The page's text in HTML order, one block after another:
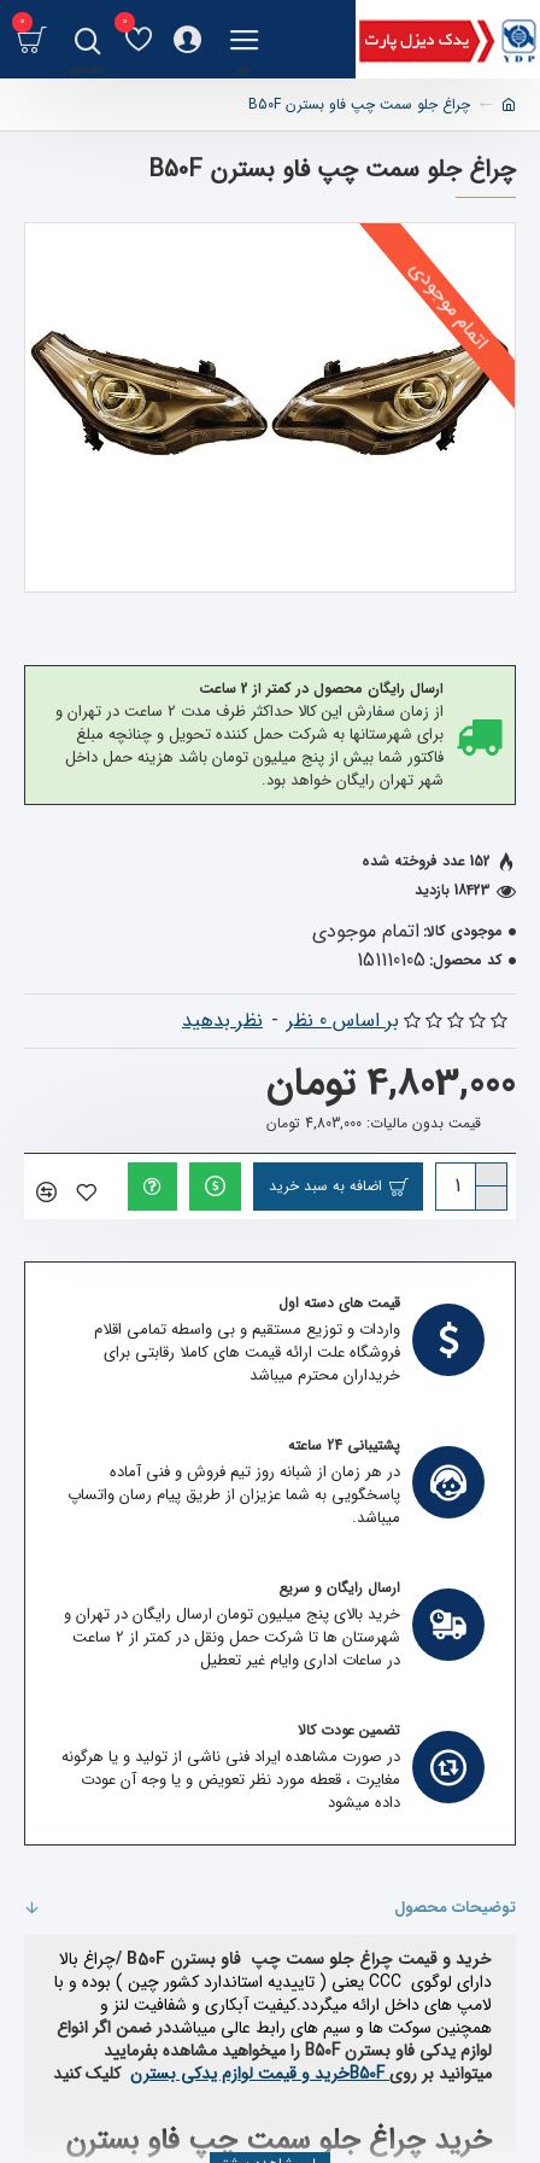
0
0
چراغ جلو سمت چپ فاو بسترن B50F
چراغ جلو سمت چپ فاو بسترن B50F
اتمام موجودی
ارسال رایگان محصول در کمتر از 2 ساعت
از زمان سفارش این کالا حداکثر ظرف مدت 2 ساعت در تهران و
برای شهرستانها به شرکت حمل کننده تحویل و چنانچه مبلغ
فاکتور شما بیش از پنج میلیون تومان باشد هزینه حمل داخل
شهر تهران رایگان خواهد بود.
موجودی کالا: اتمام موجودی
کد محصول: 151110105
152 عدد فروخته شده
18423 بازدید
بر اساس 0 نظر - نظر بدهید
4,803,000 تومان
قیمت بدون مالیات: 4,803,000 تومان
اضافه به سبد خرید
قیمت های دسته اول
واردات و توزیع مستقیم و بی واسطه تمامی اقلام
فروشگاه علت ارائه قیمت های کاملا رقابتی برای
خریداران محترم میباشد
پشتیبانی 24 ساعته
در هر زمان از شبانه روز تیم فروش و فنی آماده
پاسخگویی به شما عزیزان از طریق پیام رسان واتساپ
میباشد.
ارسال رایگان و سریع
خرید بالای پنج میلیون تومان ارسال رایگان در تهران و
شهرستان ها تا شرکت حمل ونقل در کمتر از 2 ساعت
در ساعات اداری وایام غیر تعطیل
تضمین عودت کالا
در صورت مشاهده ایراد فنی ناشی از تولید و یا هرگونه
مغایرت ، قعطه مورد نظر تعویض و یا وجه آن عودت
داده میشود
توضیحات محصول
خرید و قیمت چراغ جلو سمت چپ فاو بسترن B50F /
چراغ بالا
دارای لوگوی CCCیعنی ( تاییدیه استاندارد کشور چین )‌ بوده و با
لامپ های داخل ارائه میگردد.کیفیت آبکاری و شفافیت لنز و
همچنین سوکت ها و سیم های رابط عالی میباشددر ضمن اگر انواع
لوازم یدکی فاو بسترنB50Fرا میخواهید مشاهده بفرمایید
میتوانید بر روی
خرید و قیمت لوازم یدکی بسترنB50F کلیک کنید
خرید چراغ جلو سمت چپ فاو بسترن